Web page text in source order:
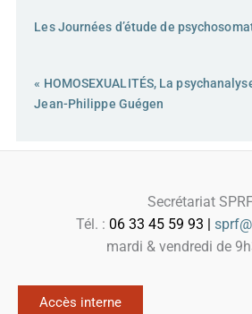
Les Journées d’étude de
« HOMOSEXUALITÉS, La
Jean-Philippe Guégen
Secrétariat
Tél. : 06 33 45 59 93 |
mardi & vendredi de
Accès interne